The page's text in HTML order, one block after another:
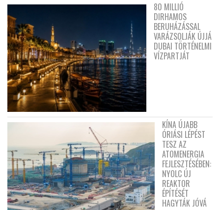
80 MILLIÓ
DIRHAMOS
BERUHÁZÁSSAL
VARÁZSOLJÁK ÚJJÁ
DUBAI TÖRTÉNELMI
VÍZPARTJÁT
KÍNA ÚJABB
ÓRIÁSI LÉPÉST
TESZ AZ
ATOMENERGIA
FEJLESZTÉSÉBEN:
NYOLC ÚJ
REAKTOR
ÉPÍTÉSÉT
HAGYTÁK JÓVÁ